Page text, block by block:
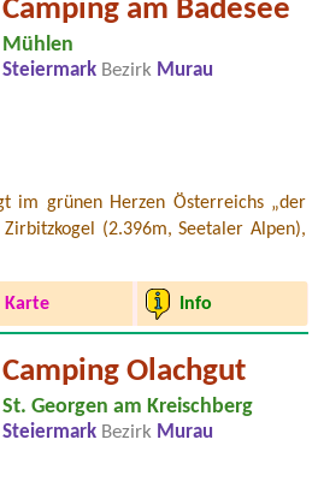
Camping am Badesee
Mühlen
Steiermark Bezirk Murau
im grünen Herzen Österreichs „der
(2.396m, Seetaler Alpen),
Karte Info
Camping Olachgut
St. Georgen am Kreischberg
Steiermark Bezirk Murau